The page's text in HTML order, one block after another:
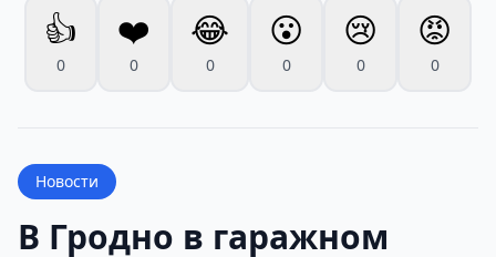
👍
0
❤️
0
😂
0
😮
0
😢
0
😡
0
Новости
В Гродно в гаражном